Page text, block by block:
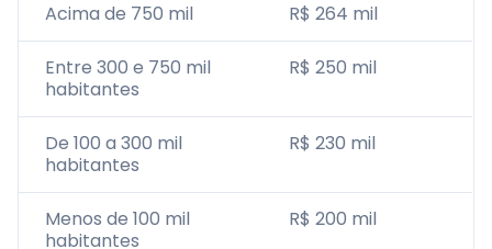
Acima de 750 mil R$ 264 mil
Entre 300 e 750 mil
habitantes
R$ 250 mil
De 100 a 300 mil
habitantes
R$ 230 mil
Menos de 100 mil
habitantes
R$ 200 mil